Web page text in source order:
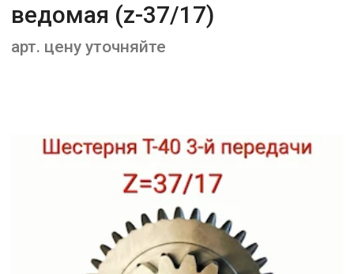
ведомая (z-37/17)
арт. цену уточняйте